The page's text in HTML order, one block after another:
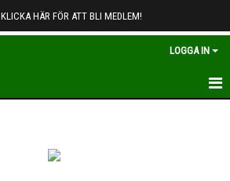
KLICKA HÄR FÖR ATT BLI MEDLEM!
LOGGA IN